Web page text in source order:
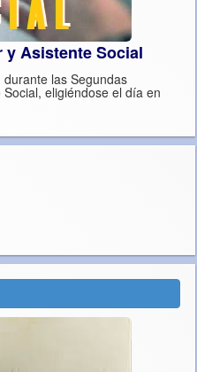
y Asistente Social
las Segundas
eligiéndose el día en